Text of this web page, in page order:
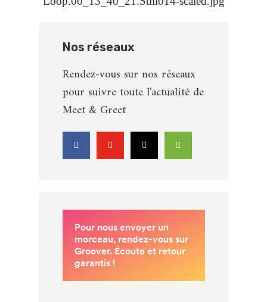
Nos réseaux
Rendez-vous sur nos réseaux
pour suivre toute l'actualité de
Meet & Greet